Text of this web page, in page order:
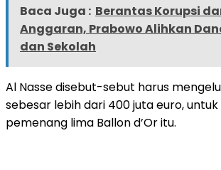
Baca Juga : Berantas Korupsi
Anggaran, Prabowo Alihkan
dan Sekolah
Al Nasse disebut-sebut harus
sebesar lebih dari 400 juta euro,
pemenang lima Ballon d’Or itu.